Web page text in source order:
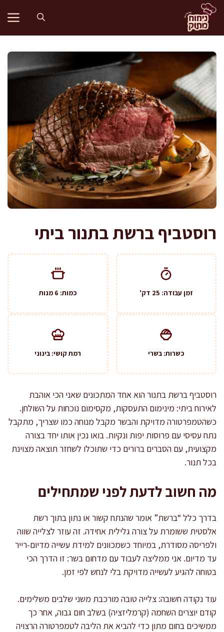
לדלג
לתוכן
רוסטביף ברשת בתנור ביתי
זמן עבודה: 25 דק' כמות: 6 מנות
כשרות: בשרי רמת קושי: בינוני
רוסטביף ברשת בתנור הוא אחד המתכונים שאני הכי אוהבת
לאירוח ביתי: מינימום התעסקות, מקסימום נוכחות על השולחן.
כשהטמפרטורה מדויקת והבשר מקבל מנוחה כמו שצריך, מתקבל
נתח עסיסי עם פרוסות יפות ונקיות. בואו נכין אותו יחד בצורה
מקצועית, עם הסברים ברורים כדי שתוכלו לשחזר תוצאה מצוינת
בכל תנור.
מה חשוב לדעת לפני שמתחילים
בדרך כלל “ברשת” אומר שהנתח קשור או נתון בתוך רשת
אלסטית ששומרת על צורה גלילית אחידה. זה עוזר לצלייה שווה
ולפריסה מסודרת, במיוחד כשמכוונים למידת עשייה מדיום-רייר
עד מדיום. אני ממליצה לעבוד עם מדחום בשר: זו הדרך הכי
בטוחה להגיע לעשייה מדויקת בלי לנחש לפי זמן.
עוד נקודה חשובה: צלייה טובה מורכבת משני שלבים משלימים.
קודם יוצרים השחמה (קרמליזציה) בשלב חום גבוה, אחר כך
ממשיכים בחום מתון כדי להביא את הליבה לטמפרטורה הרצויה